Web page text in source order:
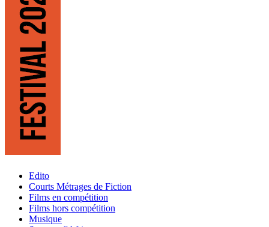
Edito
Courts Métrages de Fiction
Films en compétition
Films hors compétition
Musique